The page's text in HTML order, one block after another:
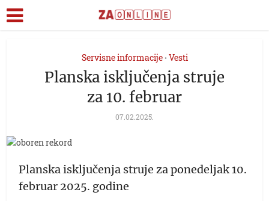
Servisne informacije • Vesti
Planska isključenja struje
za 10. februar
07.02.2025.
Planska isključenja struje za ponedeljak 10.
februar 2025. godine